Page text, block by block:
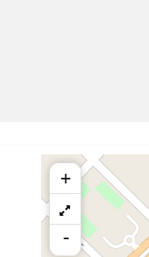
Ubicación del
+
-